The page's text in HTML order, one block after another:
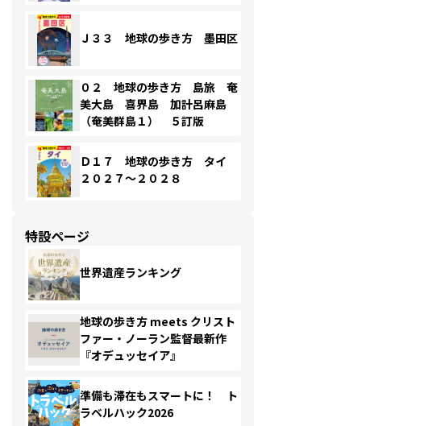
Ｊ３３ 地球の歩き方 墨田区
０２ 地球の歩き方 島旅 奄
美大島 喜界島 加計呂麻島
（奄美群島１） ５訂版
Ｄ１７ 地球の歩き方 タイ
２０２７～２０２８
特設ページ
世界遺産ランキング
地球の歩き方 meets クリスト
ファー・ノーラン監督最新作
『オデュッセイア』
準備も滞在もスマートに！ ト
ラベルハック2026